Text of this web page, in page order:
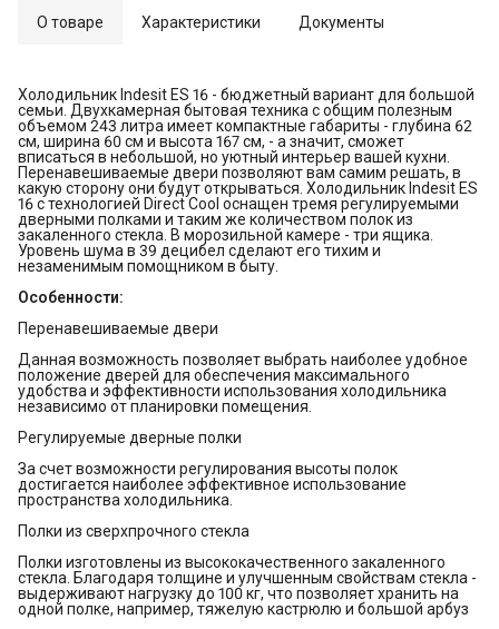
О товаре Характеристики Документы
Холодильник Indesit ES 16 - бюджетный вариант для большой
семьи. Двухкамерная бытовая техника с общим полезным
объемом 243 литра имеет компактные габариты - глубина 62
см, ширина 60 см и высота 167 см, - а значит, сможет
вписаться в небольшой, но уютный интерьер вашей кухни.
Перенавешиваемые двери позволяют вам самим решать, в
какую сторону они будут открываться. Холодильник Indesit ES
16 с технологией Direct Cool оснащен тремя регулируемыми
дверными полками и таким же количеством полок из
закаленного стекла. В морозильной камере - три ящика.
Уровень шума в 39 децибел сделают его тихим и
незаменимым помощником в быту.
Особенности:
Перенавешиваемые двери
Данная возможность позволяет выбрать наиболее удобное
положение дверей для обеспечения максимального
удобства и эффективности использования холодильника
независимо от планировки помещения.
Регулируемые дверные полки
За счет возможности регулирования высоты полок
достигается наиболее эффективное использование
пространства холодильника.
Полки из сверхпрочного стекла
Полки изготовлены из высококачественного закаленного
стекла. Благодаря толщине и улучшенным свойствам стекла -
выдерживают нагрузку до 100 кг, что позволяет хранить на
одной полке, например, тяжелую кастрюлю и большой арбуз